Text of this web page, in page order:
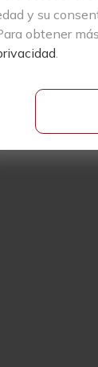
y su
obtener